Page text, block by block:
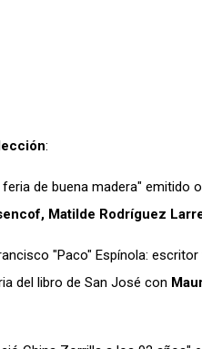
:
de buena madera" emitido
Matilde Rodríguez
"Paco" Espínola:
del libro de San José con